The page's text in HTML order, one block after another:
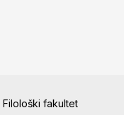
fakultet